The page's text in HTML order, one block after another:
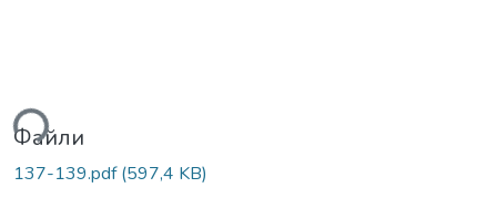
Файли
137-139.pdf(597,4 KB)